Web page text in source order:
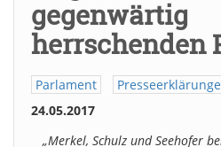
gegenwärtig
herrschenden
Parlament
24.05.2017
„Merkel, Schulz und Seehofer